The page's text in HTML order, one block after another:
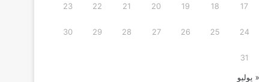
17
18
19
20
21
22
23
24
25
26
27
28
29
30
31
« يوليو